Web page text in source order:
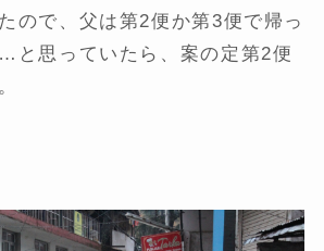
ので、父は第2便か第3便で帰っ
思っていたら、案の定第2便